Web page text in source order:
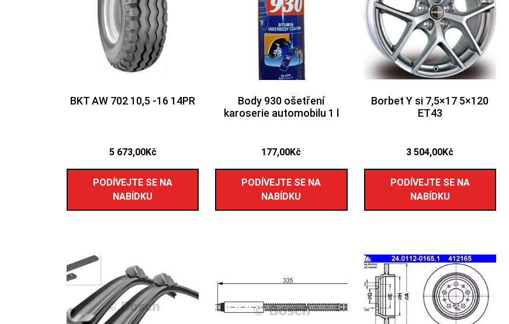
BKT AW 702 10,5 -16 14PR
5 673,00Kč
PODÍVEJTE SE NA
NABÍDKU
Body 930 ošetření
karoserie automobilu 1 l
177,00Kč
PODÍVEJTE SE NA
NABÍDKU
Borbet Y si 7,5×17 5×120
ET43
3 504,00Kč
PODÍVEJTE SE NA
NABÍDKU